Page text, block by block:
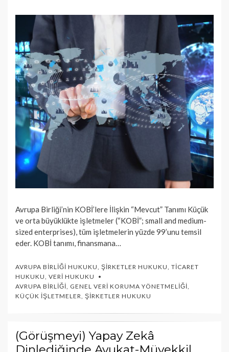
Avrupa Birliği’nin KOBİ’lere İlişkin “Mevcut” Tanımı Küçük
ve orta büyüklükte işletmeler (“KOBİ”; small and medium-
sized enterprises), tüm işletmelerin yüzde 99’unu temsil
eder. KOBİ tanımı, finansmana…
AVRUPA BIRLIĞI HUKUKU ŞIRKETLER HUKUKU TICARET
HUKUKU VERI HUKUKU
AVRUPA BIRLIĞI GENEL VERI KORUMA YÖNETMELIĞI
KÜÇÜK İŞLETMELER ŞIRKETLER HUKUKU
(Görüşmeyi) Yapay Zekâ